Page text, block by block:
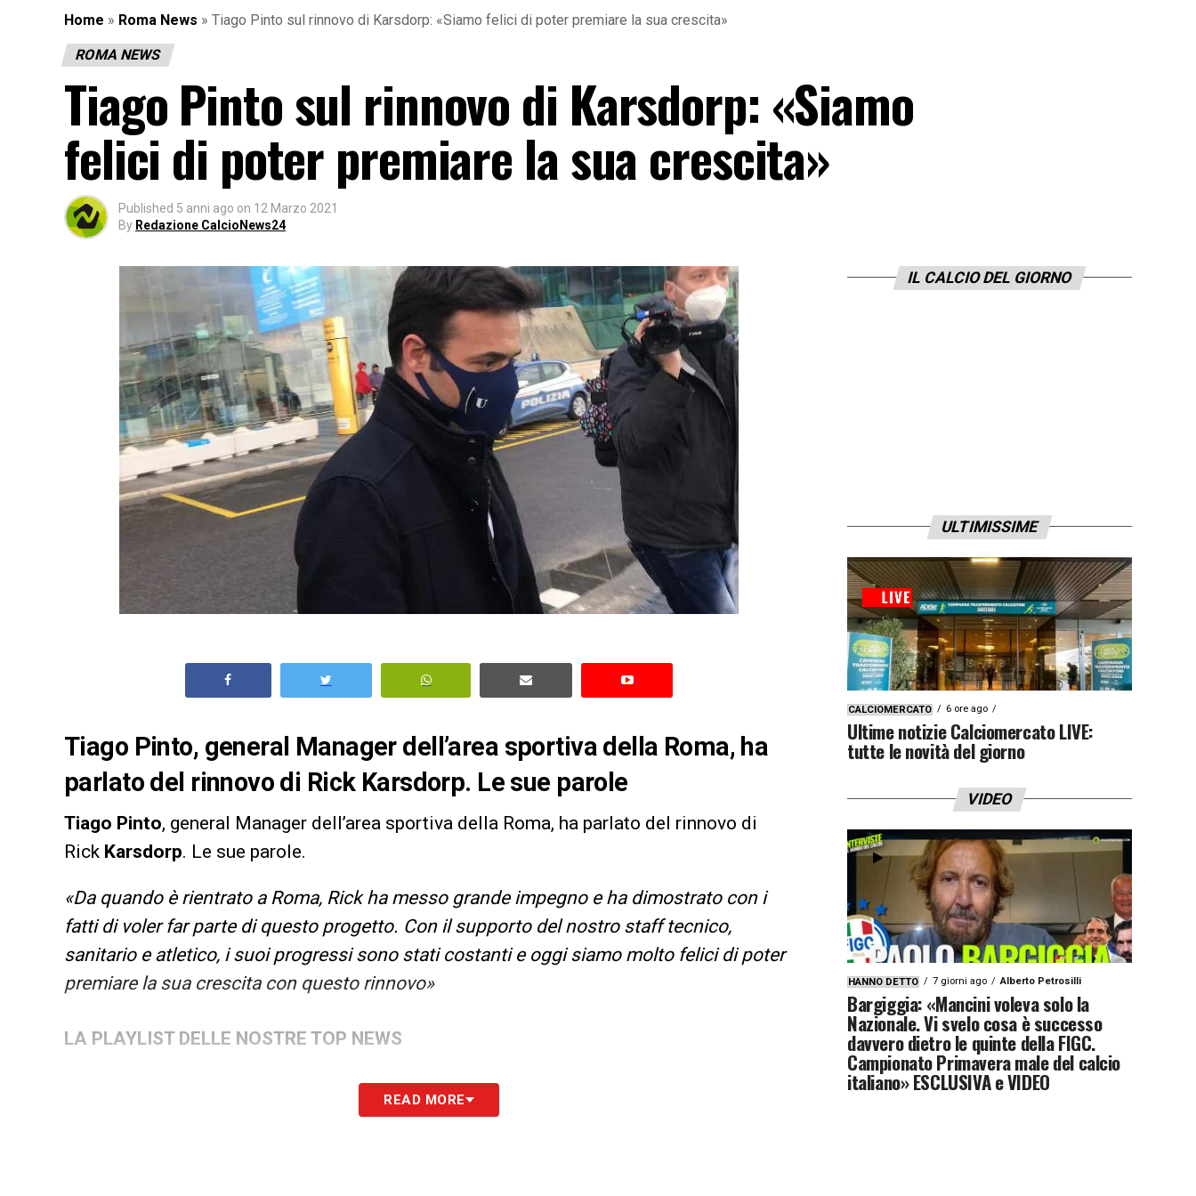
Home » Roma News » Tiago Pinto sul rinnovo di Karsdorp: «Siamo felici di poter premiare la sua crescita»
ROMA NEWS
Tiago Pinto sul rinnovo di Karsdorp: «Siamo
felici di poter premiare la sua crescita»
Published 5 anni ago on 12 Marzo 2021
By Redazione CalcioNews24
Tiago Pinto, general Manager dell’area sportiva della Roma, ha
parlato del rinnovo di Rick Karsdorp. Le sue parole
Tiago Pinto, general Manager dell’area sportiva della Roma, ha parlato del rinnovo di
Rick Karsdorp. Le sue parole.
«Da quando è rientrato a Roma, Rick ha messo grande impegno e ha dimostrato con i
fatti di voler far parte di questo progetto. Con il supporto del nostro staff tecnico,
sanitario e atletico, i suoi progressi sono stati costanti e oggi siamo molto felici di poter
premiare la sua crescita con questo rinnovo»
LA PLAYLIST DELLE NOSTRE TOP NEWS
READ MORE
IL CALCIO DEL GIORNO
ULTIMISSIME
CALCIOMERCATO 6 ore ago
Ultime notizie Calciomercato LIVE:
tutte le novità del giorno
VIDEO
HANNO DETTO 7 giorni ago Alberto Petrosilli
Bargiggia: «Mancini voleva solo la
Nazionale. Vi svelo cosa è successo
davvero dietro le quinte della FIGC.
Campionato Primavera male del calcio
italiano» ESCLUSIVA e VIDEO